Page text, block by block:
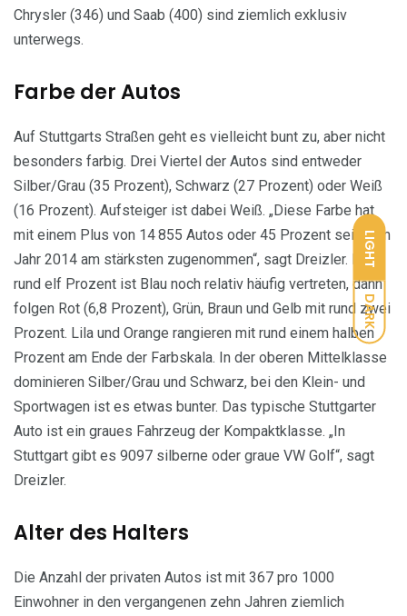
LIGHT
DARK
Chrysler (346) und Saab (400) sind ziemlich exklusiv
unterwegs.
Farbe der Autos
Auf Stuttgarts Straßen geht es vielleicht bunt zu, aber nicht
besonders farbig. Drei Viertel der Autos sind entweder
Silber/Grau (35 Prozent), Schwarz (27 Prozent) oder Weiß
(16 Prozent). Aufsteiger ist dabei Weiß. „Diese Farbe hat
mit einem Plus von 14 855 Autos oder 45 Prozent seit dem
Jahr 2014 am stärksten zugenommen“, sagt Dreizler. Mit
rund elf Prozent ist Blau noch relativ häufig vertreten, dann
folgen Rot (6,8 Prozent), Grün, Braun und Gelb mit rund zwei
Prozent. Lila und Orange rangieren mit rund einem halben
Prozent am Ende der Farbskala. In der oberen Mittelklasse
dominieren Silber/Grau und Schwarz, bei den Klein- und
Sportwagen ist es etwas bunter. Das typische Stuttgarter
Auto ist ein graues Fahrzeug der Kompaktklasse. „In
Stuttgart gibt es 9097 silberne oder graue VW Golf“, sagt
Dreizler.
Alter des Halters
Die Anzahl der privaten Autos ist mit 367 pro 1000
Einwohner in den vergangenen zehn Jahren ziemlich